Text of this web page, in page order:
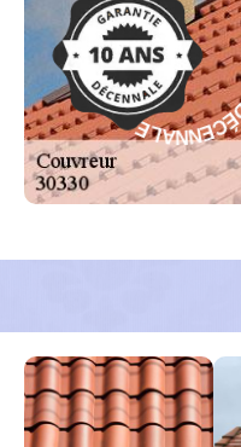
G
A
R
A
N
T
I
E
D
É
C
N
A
L
E
-